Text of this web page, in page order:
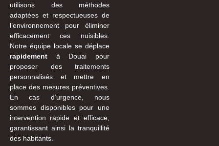
utilisons des méthodes
adaptées et respectueuses de
l’environnement pour éliminer
efficacement ces nuisibles.
Notre équipe locale se déplace
rapidement à Douai pour
proposer des traitements
personnalisés et mettre en
place des mesures préventives.
En cas d’urgence, nous
sommes disponibles pour une
intervention rapide et efficace,
garantissant ainsi la tranquillité
des habitants.